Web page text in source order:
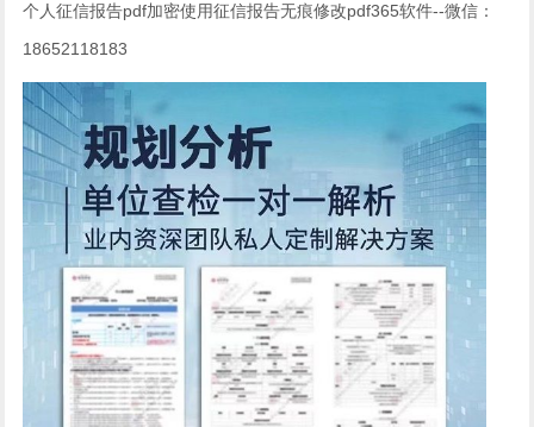
个人征信报告pdf加密使用‌征信报告无痕修改pdf365软件--微信：
18652118183